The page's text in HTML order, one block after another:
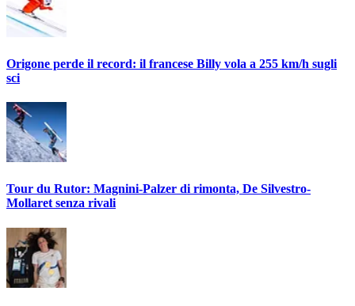
Origone perde il record: il francese Billy vola a 255 km/h sugli
sci
Tour du Rutor: Magnini-Palzer di rimonta, De Silvestro-
Mollaret senza rivali